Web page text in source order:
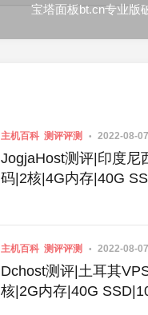
宝塔面板bt.cn专业版
主机百科 测评评测 2022-08-07
JogjaHost测评|印度尼
码|2核|4G内存|40G
主机百科 测评评测 2022-08-07
Dchost测评|土耳其
核|2G内存|40G